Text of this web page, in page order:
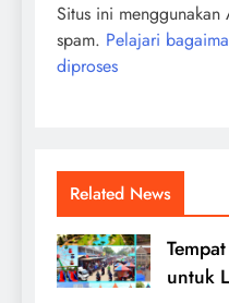
Situs ini menggunakan
spam. Pelajari
diproses
Related News
untuk